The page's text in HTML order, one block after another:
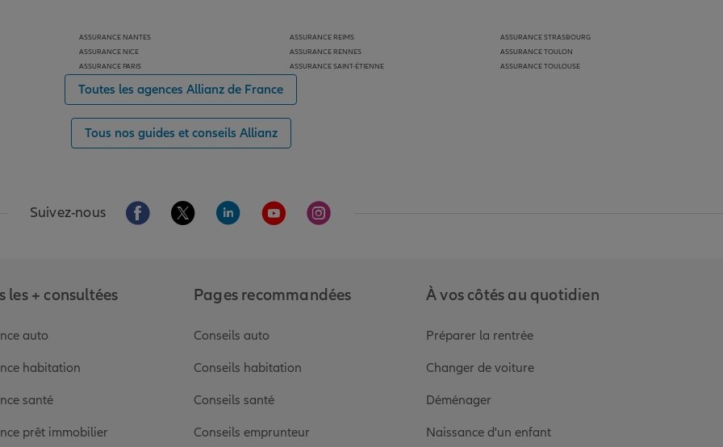
ASSURANCE NANTES
ASSURANCE NICE
ASSURANCE PARIS
ASSURANCE REIMS
ASSURANCE RENNES
ASSURANCE SAINT-ÉTIENNE
ASSURANCE STRASBOURG
ASSURANCE TOULON
ASSURANCE TOULOUSE
Toutes les agences Allianz de France
Tous nos guides et conseils Allianz
Suivez-nous Aller sur la page Facebook de Allianz
Aller sur la page Twitter de Allianz
Aller sur la page Linkedin de Allianz
Aller sur la page Youtube de Allianz
Aller sur la page Instagram de Allianz
les + consultées
auto
habitation
santé
prêt immobilier
Pages recommandées
Conseils auto
Conseils habitation
Conseils santé
Conseils emprunteur
À vos côtés au quotidien
Préparer la rentrée
Changer de voiture
Déménager
Naissance d'un enfant